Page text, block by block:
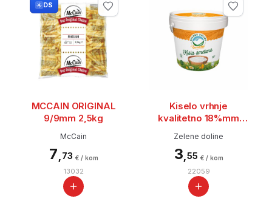
DS
MCCAIN ORIGINAL
9/9mm 2,5kg
McCain
7 73 € / kom
13032
Kiselo vrhnje
kvalitetno 18%mm
Zelene doline
3 55 € / kom
22059